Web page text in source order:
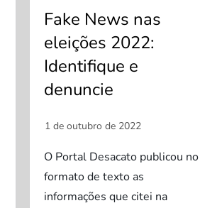
Fake News nas
eleições 2022:
Identifique e
denuncie
O Portal Desacato publicou no
formato de texto as
informações que citei na